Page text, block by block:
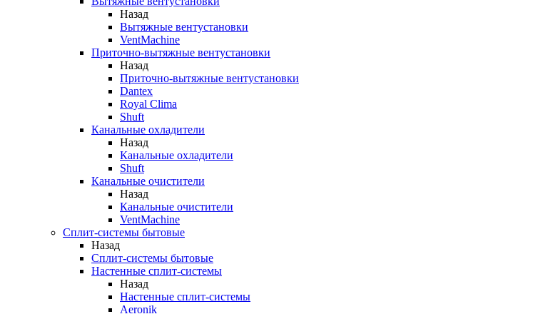
Назад
Вытяжные вентустановки
VentMachine
Приточно-вытяжные вентустановки
Назад
Приточно-вытяжные вентустановки
Dantex
Royal Clima
Shuft
Канальные охладители
Назад
Канальные охладители
Shuft
Канальные очистители
Назад
Канальные очистители
VentMachine
Сплит-системы бытовые
Назад
Сплит-системы бытовые
Настенные сплит-системы
Назад
Настенные сплит-системы
Aeronik